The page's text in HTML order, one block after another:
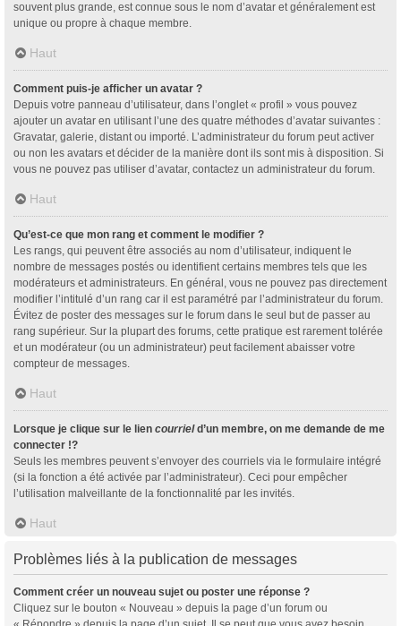
souvent plus grande, est connue sous le nom d’avatar et généralement est
unique ou propre à chaque membre.
Haut
Comment puis-je afficher un avatar ?
Depuis votre panneau d’utilisateur, dans l’onglet « profil » vous pouvez
ajouter un avatar en utilisant l’une des quatre méthodes d’avatar suivantes :
Gravatar, galerie, distant ou importé. L’administrateur du forum peut activer
ou non les avatars et décider de la manière dont ils sont mis à disposition. Si
vous ne pouvez pas utiliser d’avatar, contactez un administrateur du forum.
Haut
Qu’est-ce que mon rang et comment le modifier ?
Les rangs, qui peuvent être associés au nom d’utilisateur, indiquent le
nombre de messages postés ou identifient certains membres tels que les
modérateurs et administrateurs. En général, vous ne pouvez pas directement
modifier l’intitulé d’un rang car il est paramétré par l’administrateur du forum.
Évitez de poster des messages sur le forum dans le seul but de passer au
rang supérieur. Sur la plupart des forums, cette pratique est rarement tolérée
et un modérateur (ou un administrateur) peut facilement abaisser votre
compteur de messages.
Haut
Lorsque je clique sur le lien courrield’un membre, on me demande de me
connecter !?
Seuls les membres peuvent s’envoyer des courriels via le formulaire intégré
(si la fonction a été activée par l’administrateur). Ceci pour empêcher
l’utilisation malveillante de la fonctionnalité par les invités.
Haut
Problèmes liés à la publication de messages
Comment créer un nouveau sujet ou poster une réponse ?
Cliquez sur le bouton « Nouveau » depuis la page d’un forum ou